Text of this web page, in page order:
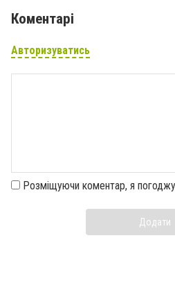
Коментарі
Авторизуватись
Розміщуючи коментар, я
Додати